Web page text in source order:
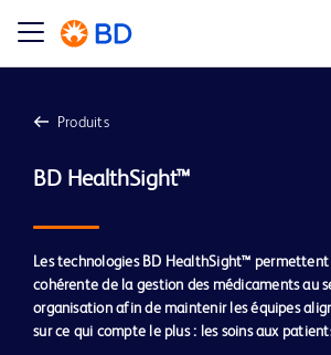
Produits
BD HealthSight™
Les technologies BD HealthSight™
cohérente de la gestion des médicaments au
organisation afin de maintenir les équipes
sur ce qui compte le plus : les soins aux